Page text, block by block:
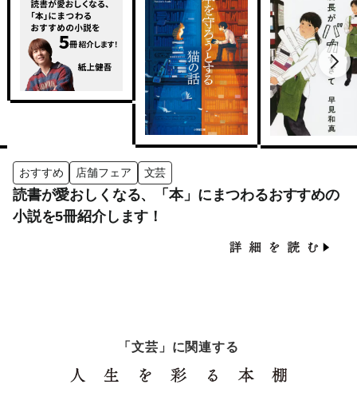
おすすめ 店舗フェア 文芸
読書が愛おしくなる、「本」にまつわるおすすめの
小説を5冊紹介します！
「文芸」に関連する